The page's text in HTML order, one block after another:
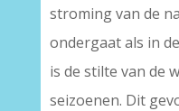
stroming van de
ondergaat als in
is de stilte van de
seizoenen. Dit